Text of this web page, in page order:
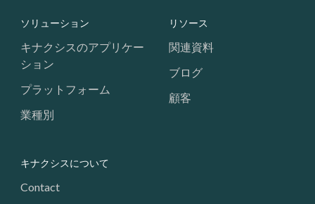
Footer: Navigation
ソリューション
キナクシスのアプリケー
ション
プラットフォーム
業種別
リソース
関連資料
ブログ
顧客
キナクシスについて
Contact